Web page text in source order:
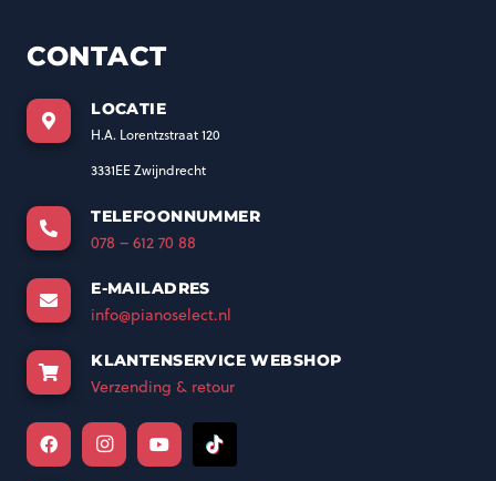
CONTACT
LOCATIE
H.A. Lorentzstraat 120
3331EE Zwijndrecht
TELEFOONNUMMER
078 – 612 70 88
E-MAILADRES
info@pianoselect.nl
KLANTENSERVICE WEBSHOP
Verzending & retour